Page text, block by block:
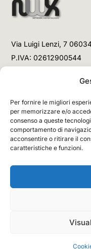
Per fornire le migliori
per memorizzare e/o
consenso a queste
comportamento di
acconsentire o ritirare il
caratteristiche e funzioni.
Via Luigi Lenzi, 7
P.IVA: 02612900544
+39 3477853708
Email
info@networx.it
Copyright © 2026